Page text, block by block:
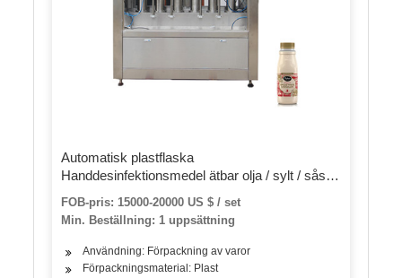
Automatisk plastflaska
Handdesinfektionsmedel ätbar olja / sylt / sås /
flytande tvål / jordnötssmör / ketchupfyllning
Förpackning Tätningslock Märkning
förpackningsmaskin
FOB-pris: 15000-20000 US $ / set
Min. Beställning: 1 uppsättning
Användning: Förpackning av varor
Förpackningsmaterial: Plast